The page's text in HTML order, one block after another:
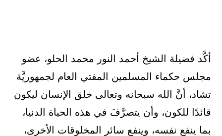
أكَّد فضيلة الشيخ أحمد النور محمد الحلو، عضو
مجلس حكماء المسلمين المفتي العام لجمهوريَّة
تشاد، أنَّ الله سبحانه وتعالى خلق الإنسان ليكون
قائدًا للكون، وأن يتصرَّفَ في هذه الحياة الدنيا،
بما ينفع نفسه، وينفع سائر المخلوقات الأخرى،